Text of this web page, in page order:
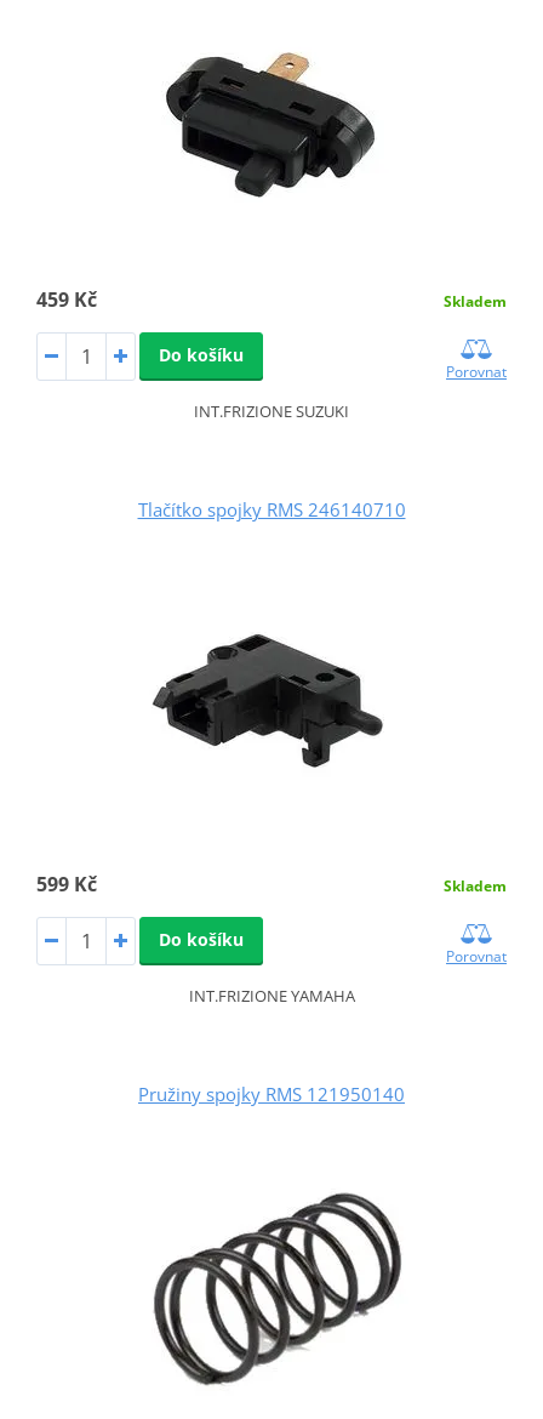
459 Kč Skladem
Do košíku
Porovnat
INT.FRIZIONE SUZUKI
Tlačítko spojky RMS 246140710
599 Kč Skladem
Do košíku
Porovnat
INT.FRIZIONE YAMAHA
Pružiny spojky RMS 121950140